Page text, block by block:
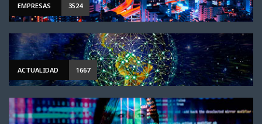
EMPRESAS 3524
ACTUALIDAD 1667